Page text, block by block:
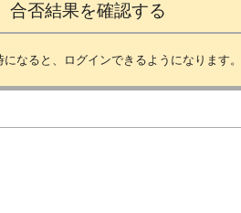
合否結果を確認する
なると、ログインできるようになります。